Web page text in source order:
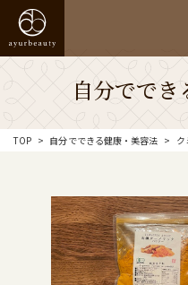
自分でで
TOP 自分でできる健康・美容法 ク